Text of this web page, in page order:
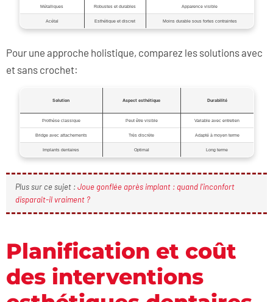
Métalliques Robustes et durables Apparence visible
Acétal Esthétique et discret Moins durable sous fortes contraintes
Pour une approche holistique, comparez les solutions avec
et sans crochet:
Solution Aspect esthétique Durabilité
Prothèse classique Peut être visible Variable avec entretien
Bridge avec attachements Très discrète Adapté à moyen terme
Implants dentaires Optimal Long terme
Plus sur ce sujet : Joue gonflée après implant : quand l’inconfort
disparaît-il vraiment ?
Planification et coût
des interventions